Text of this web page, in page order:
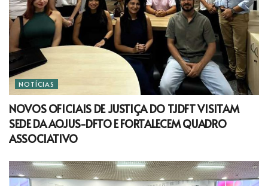
NOTÍCIAS
NOVOS OFICIAIS DE JUSTIÇA DO TJDFT VISITAM
SEDE DA AOJUS-DFTO E FORTALECEM QUADRO
ASSOCIATIVO